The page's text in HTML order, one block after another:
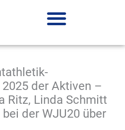
der Aktiven –
Ritz, Linda Schmitt
der WJU20 über